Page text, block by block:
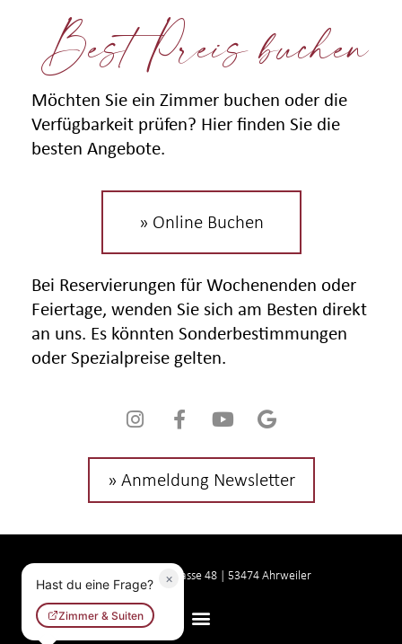
Best Preis buchen
Möchten Sie ein Zimmer buchen oder die
Verfügbarkeit prüfen? Hier finden Sie die
besten Angebote.
» Online Buchen
Bei Reservierungen für Wochenenden oder
Feiertage, wenden Sie sich am Besten direkt
an uns. Es könnten Sonderbestimmungen
oder Spezialpreise gelten.
» Anmeldung Newsletter
Hotel Rodderhof | Oberhutstrasse 48 | 53474 Ahrweiler